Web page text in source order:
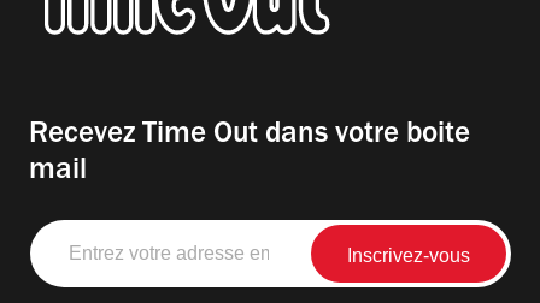
Recevez Time Out dans votre boite
mail
Entrez
votre
adresse